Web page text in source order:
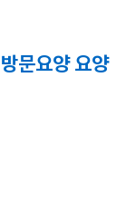
문요양 요양